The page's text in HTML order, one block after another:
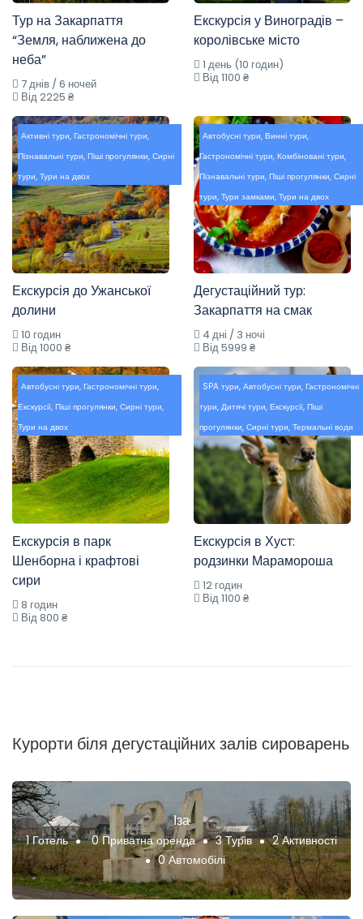
Тур на Закарпаття
“Земля, наближена до
неба”
7 днів / 6 ночей
Від 2225 ₴
Екскурсія у Виноградів –
королівське місто
1 день (10 годин)
Від 1100 ₴
Активні тури, Гастрономічні тури,
Пізнавальні тури, Піші прогулянки, Сирні
тури, Тури на двох
Екскурсія до Ужанської
долини
10 годин
Від 1000 ₴
Автобусні тури, Винні тури,
Гастрономічні тури, Комбіновані тури,
Пізнавальні тури, Піші прогулянки, Сирні
тури, Тури замками, Тури на двох
Дегустаційний тур:
Закарпаття на смак
4 дні / 3 ночі
Від 5999 ₴
Автобусні тури, Гастрономічні тури,
Екскурсії, Піші прогулянки, Сирні тури,
Тури на двох
Екскурсія в парк
Шенборна і крафтові
сири
8 годин
Від 800 ₴
SPA тури, Автобусні тури, Гастрономічні
тури, Дитячі тури, Екскурсії, Піші
прогулянки, Сирні тури, Термальні води
Екскурсія в Хуст:
родзинки Марамороша
12 годин
Від 1100 ₴
Курорти біля дегустаційних залів сироварень
Іза
1 Готель 0 Приватна оренда 3 Турів
2 Активності
0 Автомобілі